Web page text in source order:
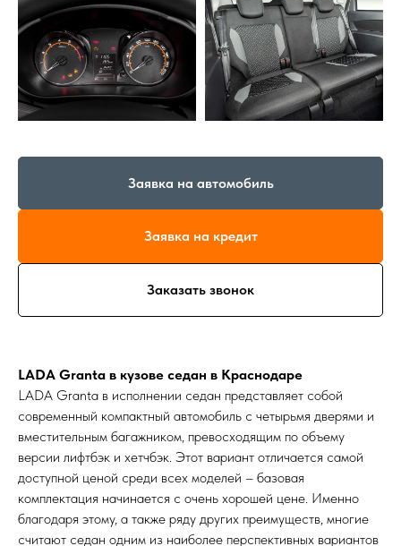
Заявка на автомобиль
Заявка на кредит
Заказать звонок
LADA Granta в кузове седан в Краснодаре
LADA Granta в исполнении седан представляет собой
современный компактный автомобиль с четырьмя дверями и
вместительным багажником, превосходящим по объему
версии лифтбэк и хетчбэк. Этот вариант отличается самой
доступной ценой среди всех моделей – базовая
комплектация начинается с очень хорошей цене. Именно
благодаря этому, а также ряду других преимуществ, многие
считают седан одним из наиболее перспективных вариантов